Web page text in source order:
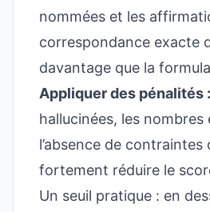
nommées et les
correspondance exacte
davantage que la
Appliquer des pénalités :
hallucinées, les nombres
l’absence de contraintes
fortement réduire le
Un seuil pratique : en